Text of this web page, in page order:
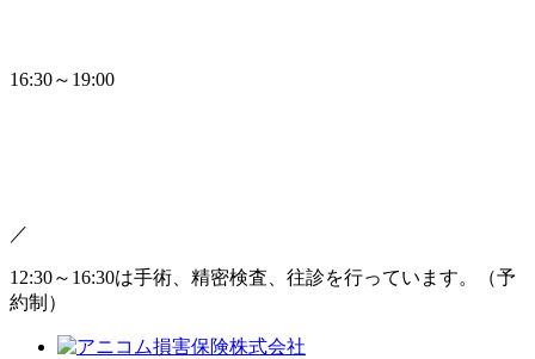
16:30～19:00
／
12:30～16:30は手術、精密検査、往診を行っています。（予
約制）